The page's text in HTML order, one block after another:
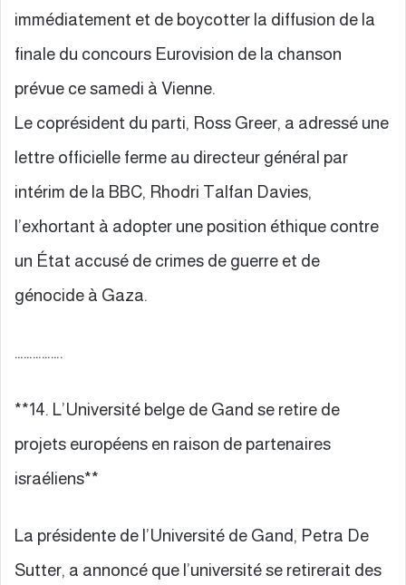
immédiatement et de boycotter la diffusion de la
finale du concours Eurovision de la chanson
prévue ce samedi à Vienne.
Le coprésident du parti, Ross Greer, a adressé une
lettre officielle ferme au directeur général par
intérim de la BBC, Rhodri Talfan Davies,
l’exhortant à adopter une position éthique contre
un État accusé de crimes de guerre et de
génocide à Gaza.
…………….
**14. L’Université belge de Gand se retire de
projets européens en raison de partenaires
israéliens**
La présidente de l’Université de Gand, Petra De
Sutter, a annoncé que l’université se retirerait des